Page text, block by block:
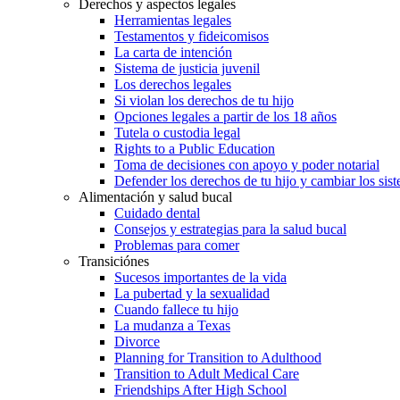
Derechos y aspectos legales
Herramientas legales
Testamentos y fideicomisos
La carta de intención
Sistema de justicia juvenil
Los derechos legales
Si violan los derechos de tu hijo
Opciones legales a partir de los 18 años
Tutela o custodia legal
Rights to a Public Education
Toma de decisiones con apoyo y poder notarial
Defender los derechos de tu hijo y cambiar los
Alimentación y salud bucal
Cuidado dental
Consejos y estrategias para la salud bucal
Problemas para comer
Transiciónes
Sucesos importantes de la vida
La pubertad y la sexualidad
Cuando fallece tu hijo
La mudanza a Texas
Divorce
Planning for Transition to Adulthood
Transition to Adult Medical Care
Friendships After High School